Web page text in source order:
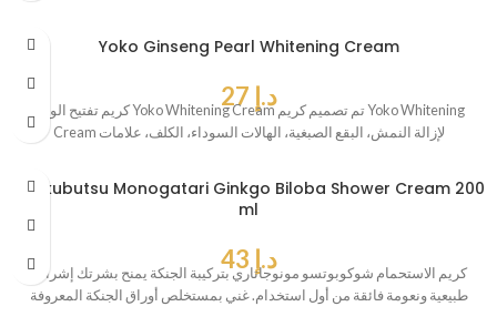
Yoko Ginseng Pearl Whitening Cream
د.إ
كريم تفتيح الوجه Yoko Whitening Cream تم تصميم كريم Yoko Whitening
Cream لإزالة النمش، البقع الصبغية، الهالات السوداء، الكلف، علامات
Shokubutsu Monogatari Ginkgo Biloba Shower Cream 200
ml
د.إ
كريم الاستحمام شوكوبوتسو مونوجاتاري بتركيبة الجنكة يمنح بشرتك إشراقة
طبيعية ونعومة فائقة من أول استخدام. غني بمستخلص أوراق الجنكة المعروفة